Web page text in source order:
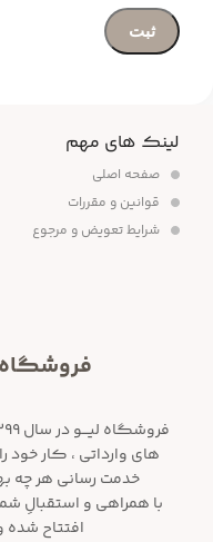
لینک های مهم
صفحه اصلی
قوانین و مقررات
شرایط تعویض و مرجوع
های وارداتی ، کار خود
خدمت رسانی هر چه
افتتاح شده